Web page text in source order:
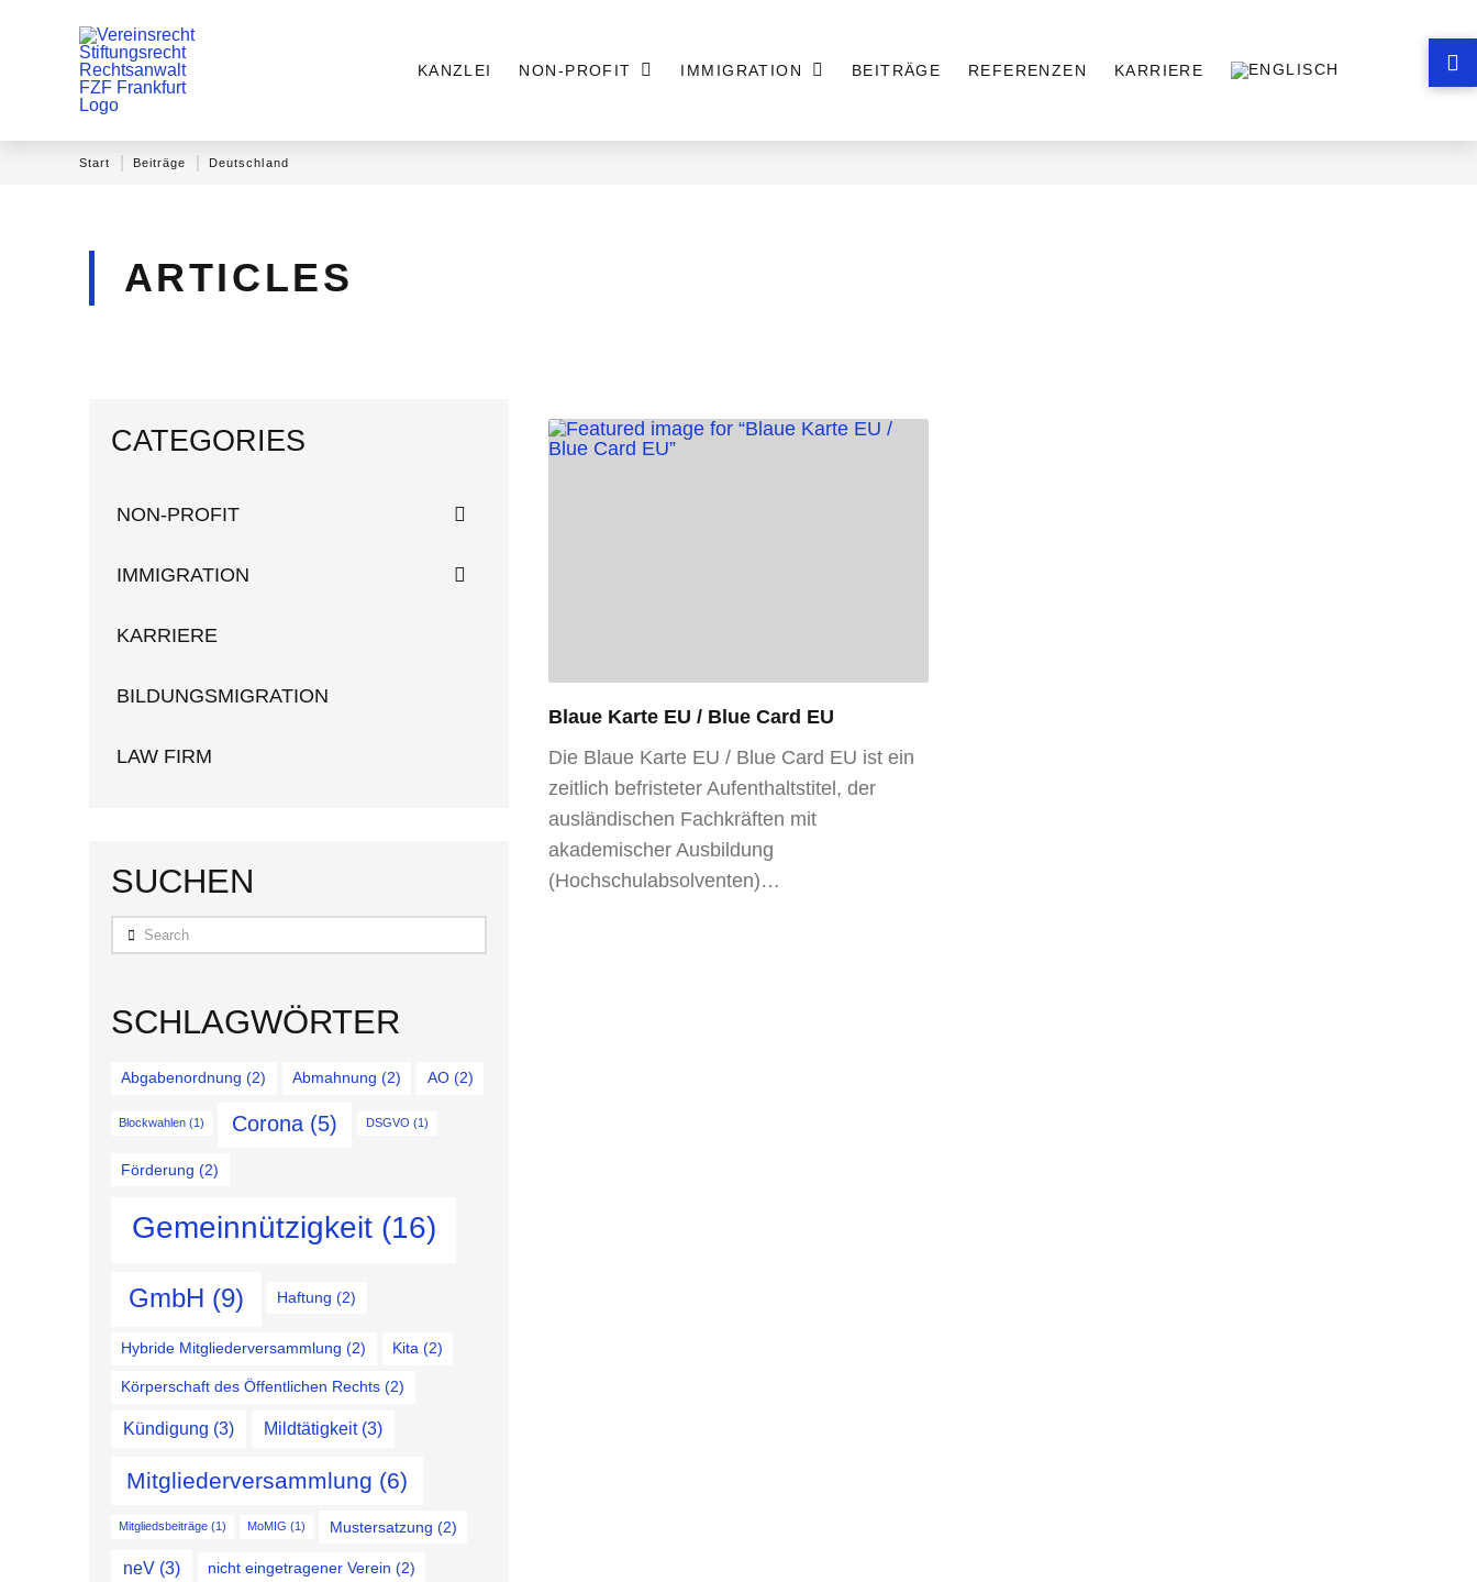
KANZLEI NON-PROFIT IMMIGRATION BEITRÄGE REFERENZEN KARRIERE
Start Beiträge Deutschland
ARTICLES
CATEGORIES
NON-PROFIT
IMMIGRATION
KARRIERE
BILDUNGSMIGRATION
LAW FIRM
SUCHEN
Search
SCHLAGWÖRTER
Abgabenordnung (2) Abmahnung (2) AO(2)
Blockwahlen(1) Corona (5) DSGVO (1)
Förderung (2)
Gemeinnützigkeit(16)
GmbH (9) Haftung (2)
Hybride Mitgliederversammlung (2) Kita (2)
Körperschaft des Öffentlichen Rechts (2)
Kündigung (3) Mildtätigkeit(3)
Mitgliederversammlung (6)
Mitgliedsbeiträge(1) MoMIG (1) Mustersatzung (2)
neV(3) nicht eingetragener Verein (2)
Blaue Karte EU / Blue Card EU
Die Blaue Karte EU / Blue Card EU ist ein
zeitlich befristeter Aufenthaltstitel, der
ausländischen Fachkräften mit
akademischer Ausbildung
(Hochschulabsolventen)…